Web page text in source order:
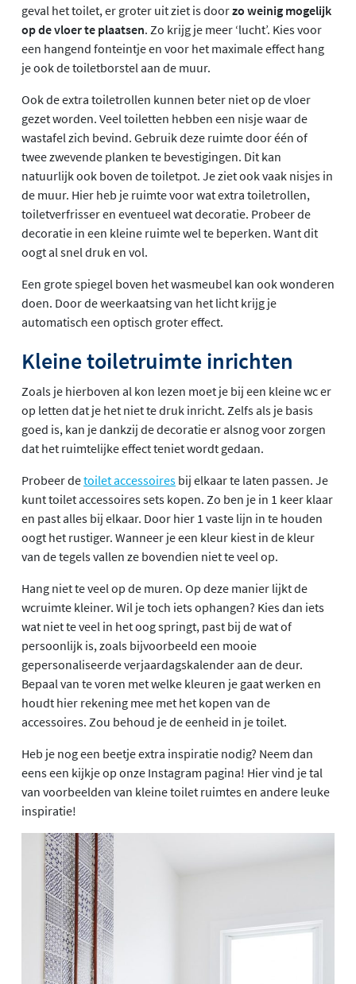
geval het toilet, er groter uit ziet is doorzo weinig mogelijk
op de vloer te plaatsen. Zo krijg je meer ‘lucht’. Kies voor
een hangend fonteintje en voor het maximale effect hang
je ook de toiletborstel aan de muur.
Ook de extra toiletrollen kunnen beter niet op de vloer
gezet worden. Veel toiletten hebben een nisje waar de
wastafel zich bevind. Gebruik deze ruimte door één of
twee zwevende planken te bevestigingen. Dit kan
natuurlijk ook boven de toiletpot. Je ziet ook vaak nisjes in
de muur. Hier heb je ruimte voor wat extra toiletrollen,
toiletverfrisser en eventueel wat decoratie. Probeer de
decoratie in een kleine ruimte wel te beperken. Want dit
oogt al snel druk en vol.
Een grote spiegel boven het wasmeubel kan ook wonderen
doen. Door de weerkaatsing van het licht krijg je
automatisch een optisch groter effect.
Kleine toiletruimte inrichten
Zoals je hierboven al kon lezen moet je bij een kleine wc er
op letten dat je het niet te druk inricht. Zelfs als je basis
goed is, kan je dankzij de decoratie er alsnog voor zorgen
dat het ruimtelijke effect teniet wordt gedaan.
Probeer detoilet accessoires bij elkaar te laten passen. Je
kunt toilet accessoires sets kopen. Zo ben je in 1 keer klaar
en past alles bij elkaar. Door hier 1 vaste lijn in te houden
oogt het rustiger. Wanneer je een kleur kiest in de kleur
van de tegels vallen ze bovendien niet te veel op.
Hang niet te veel op de muren. Op deze manier lijkt de
wcruimte kleiner. Wil je toch iets ophangen? Kies dan iets
wat niet te veel in het oog springt, past bij de wat of
persoonlijk is, zoals bijvoorbeeld een mooie
gepersonaliseerde verjaardagskalender aan de deur.
Bepaal van te voren met welke kleuren je gaat werken en
houdt hier rekening mee met het kopen van de
accessoires. Zou behoud je de eenheid in je toilet.
Heb je nog een beetje extra inspiratie nodig? Neem dan
eens een kijkje op onze Instagram pagina! Hier vind je tal
van voorbeelden van kleine toilet ruimtes en andere leuke
inspiratie!